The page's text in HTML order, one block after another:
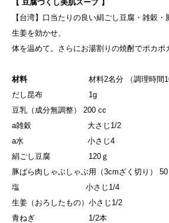
【 豆腐づくし美肌スープ 】
【台湾】口当たりの良い絹ごし豆腐・雑穀・
生姜を効かせ、
体を温めて。さらにお湯割りの焼酎でポカポ
材料材料2名分 （調理時間10
だし昆布 1g
豆乳（成分無調整） 200 cc
a雑穀 大さじ1/2
a水 小さじ4
絹ごし豆腐 120ｇ
豚ばら肉しゃぶしゃぶ用（3cmざく切り） 50
塩 小さじ1/4
生姜（おろしたもの）小さじ1/2
青ねぎ 1/2本